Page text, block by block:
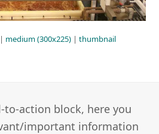
| medium (300x225) |thumbnail
action block, here you
important information